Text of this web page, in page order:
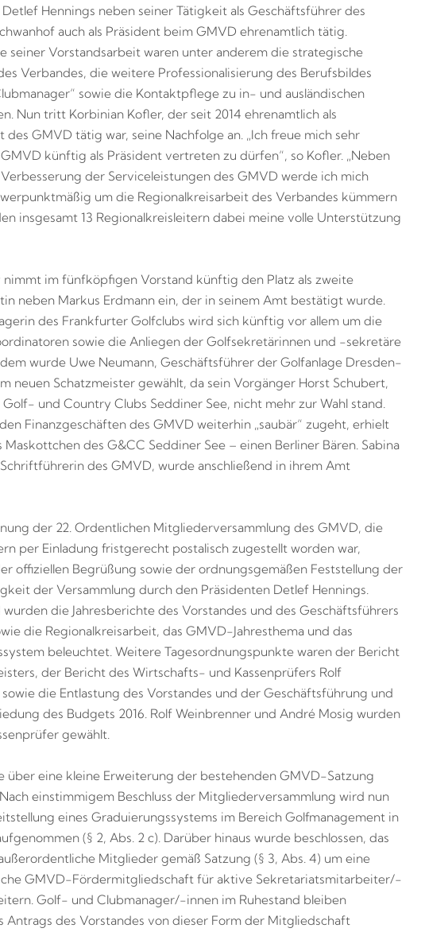
Detlef Hennings neben seiner Tätigkeit als Geschäftsführer des
auch als Präsident beim GMVD ehrenamtlich tätig.
seiner Vorstandsarbeit waren unter anderem die strategische
Verbandes, die weitere Professionalisierung des Berufsbildes
sowie die Kontaktpflege zu in- und ausländischen
Nun tritt Korbinian Kofler, der seit 2014 ehrenamtlich als
des GMVD tätig war, seine Nachfolge an. „Ich freue mich sehr
künftig als Präsident vertreten zu dürfen“, so Kofler. „Neben
der Serviceleistungen des GMVD werde ich mich
um die Regionalkreisarbeit des Verbandes kümmern
insgesamt 13 Regionalkreisleitern dabei meine volle Unterstützung
nimmt im fünfköpfigen Vorstand künftig den Platz als zweite
neben Markus Erdmann ein, der in seinem Amt bestätigt wurde.
des Frankfurter Golfclubs wird sich künftig vor allem um die
sowie die Anliegen der Golfsekretärinnen und -sekretäre
wurde Uwe Neumann, Geschäftsführer der Golfanlage Dresden-
neuen Schatzmeister gewählt, da sein Vorgänger Horst Schubert,
und Country Clubs Seddiner See, nicht mehr zur Wahl stand.
Finanzgeschäften des GMVD weiterhin „saubär“ zugeht, erhielt
Maskottchen des G&CC Seddiner See – einen Berliner Bären. Sabina
des GMVD, wurde anschließend in ihrem Amt
der 22. Ordentlichen Mitgliederversammlung des GMVD, die
per Einladung fristgerecht postalisch zugestellt worden war,
offiziellen Begrüßung sowie der ordnungsgemäßen Feststellung der
der Versammlung durch den Präsidenten Detlef Hennings.
wurden die Jahresberichte des Vorstandes und des Geschäftsführers
die Regionalkreisarbeit, das GMVD-Jahresthema und das
beleuchtet. Weitere Tagesordnungspunkte waren der Bericht
der Bericht des Wirtschafts- und Kassenprüfers Rolf
die Entlastung des Vorstandes und der Geschäftsführung und
des Budgets 2016. Rolf Weinbrenner und André Mosig wurden
gewählt.
über eine kleine Erweiterung der bestehenden GMVD-Satzung
einstimmigem Beschluss der Mitgliederversammlung wird nun
eines Graduierungssystems im Bereich Golfmanagement in
(§ 2, Abs. 2 c). Darüber hinaus wurde beschlossen, das
Mitglieder gemäß Satzung (§ 3, Abs. 4) um eine
GMVD-Fördermitgliedschaft für aktive Sekretariatsmitarbeiter/-
Golf- und Clubmanager/-innen im Ruhestand bleiben
Antrags des Vorstandes von dieser Form der Mitgliedschaft